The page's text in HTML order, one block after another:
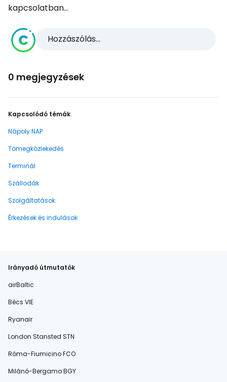
kapcsolatban...
Hozzászólás...
0 megjegyzések
Kapcsolódó témák
Nápoly NAP
Tömegközlekedés
Terminál
Szállodák
Szolgáltatások
Érkezések és indulások
Irányadó útmutatók
airBaltic
Bécs VIE
Ryanair
London Stansted STN
Róma-Fiumicino FCO
Milánó-Bergamo BGY